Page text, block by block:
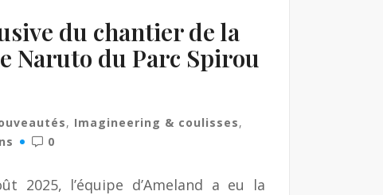
du chantier de la
Naruto du Parc Spirou
, Imagineering & coulisses,
0
2025, l’équipe d’Ameland a eu la